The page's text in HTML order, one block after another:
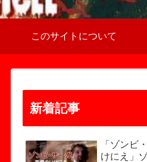
このサイトについて
新着記事
「ゾンビ
けにえ」